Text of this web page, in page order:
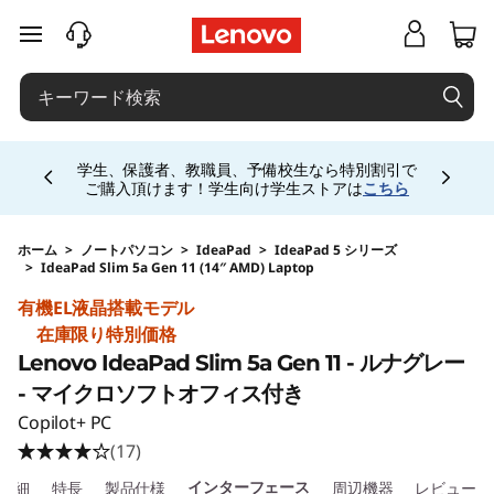
p
a
o
メインコンテンツにスキップする
お電話購入相談窓口 ☎ 法人:0120-148-333 法人
専用ストア会員登録 (無料) 詳細はこちら
専用会
場はこちら
ホーム > ノートパソコン > IdeaPad > IdeaPad 5 シリーズ
> IdeaPad Slim 5a Gen 11 (14″ AMD) Laptop
有機EL液晶搭載モデル
在庫限り特別価格
Lenovo IdeaPad Slim 5a Gen 11 - ルナグレー
- マイクロソフトオフィス付き
Copilot+ PC
(17)
細 特長 製品仕様 インターフェース 周辺機器 レビュー